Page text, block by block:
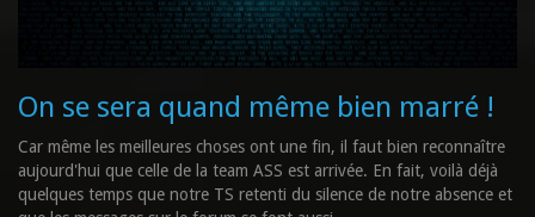
On se sera quand même bien marré !
Car même les meilleures choses ont une fin, il faut bien reconnaître
aujourd'hui que celle de la team ASS est arrivée. En fait, voilà déjà
quelques temps que notre TS retenti du silence de notre absence et